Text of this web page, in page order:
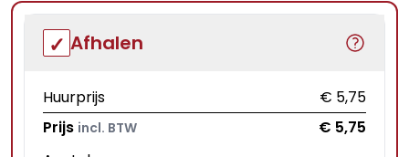
Afhalen
Huurprijs
€ 5,75
Prijs incl. BTW
€ 5,75